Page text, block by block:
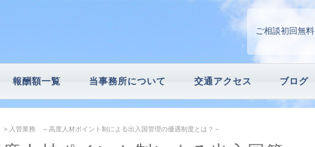
ご相談初回無料
報酬額一覧 当事務所について 交通アクセス ブログ
> 入管業務 ～高度人材ポイント制による出入国管理の優遇制度とは？～